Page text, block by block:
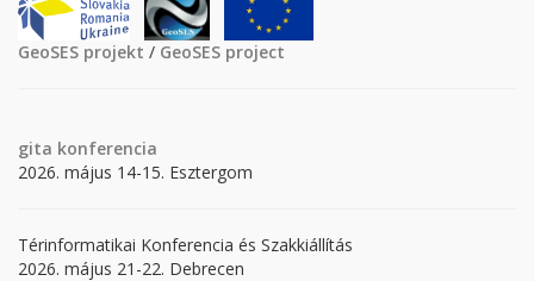
GeoSES projekt / GeoSES project
gita konferencia
2026. május 14-15. Esztergom
Térinformatikai Konferencia és Szakkiállítás
2026. május 21-22. Debrecen